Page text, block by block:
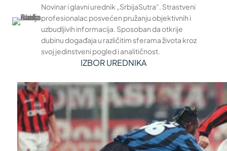
Novinar i glavni urednik „SrbijaSutra“. Strastveni
profesionalac posvećen pružanju objektivnih i
uzbudljivih informacija. Sposoban da otkrije
dubinu događaja u različitim sferama života kroz
svoj jedinstveni pogled i analitičnost.
IZBOR UREDNIKA